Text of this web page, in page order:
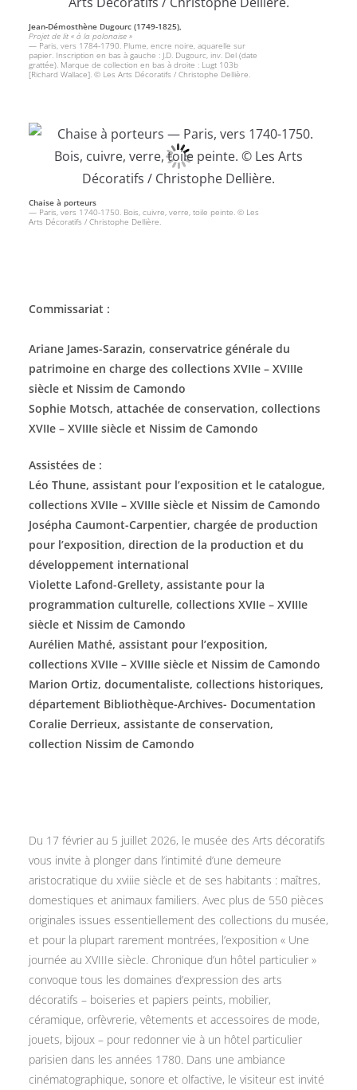
Jean-Démosthène Dugourc (1749-1825),
Projet de lit « à la polonaise »
— Paris, vers 1784-1790. Plume, encre noire, aquarelle sur
papier. Inscription en bas à gauche : J.D. Dugourc, inv. Del (date
grattée). Marque de collection en bas à droite : Lugt 103b
[Richard Wallace]. © Les Arts Décoratifs / Christophe Dellière.
Chaise à porteurs
— Paris, vers 1740-1750. Bois, cuivre, verre, toile peinte. © Les
Arts Décoratifs / Christophe Dellière.
Commissariat :
Ariane James-Sarazin, conservatrice générale du
patrimoine en charge des collections XVIIe – XVIIIe
siècle et Nissim de Camondo
Sophie Motsch, attachée de conservation, collections
XVIIe – XVIIIe siècle et Nissim de Camondo
Assistées de :
Léo Thune, assistant pour l’exposition et le catalogue,
collections XVIIe – XVIIIe siècle et Nissim de Camondo
Josépha Caumont-Carpentier, chargée de production
pour l’exposition, direction de la production et du
développement international
Violette Lafond-Grellety, assistante pour la
programmation culturelle, collections XVIIe – XVIIIe
siècle et Nissim de Camondo
Aurélien Mathé, assistant pour l’exposition,
collections XVIIe – XVIIIe siècle et Nissim de Camondo
Marion Ortiz, documentaliste, collections historiques,
département Bibliothèque-Archives- Documentation
Coralie Derrieux, assistante de conservation,
collection Nissim de Camondo
Du 17 février au 5 juillet 2026, le musée des Arts décoratifs
vous invite à plonger dans l’intimité d’une demeure
aristocratique du xviiie siècle et de ses habitants : maîtres,
domestiques et animaux familiers. Avec plus de 550 pièces
originales issues essentiellement des collections du musée,
et pour la plupart rarement montrées, l’exposition « Une
journée au XVIIIe siècle. Chronique d’un hôtel particulier »
convoque tous les domaines d’expression des arts
décoratifs – boiseries et papiers peints, mobilier,
céramique, orfèvrerie, vêtements et accessoires de mode,
jouets, bijoux – pour redonner vie à un hôtel particulier
parisien dans les années 1780. Dans une ambiance
cinématographique, sonore et olfactive, le visiteur est invité